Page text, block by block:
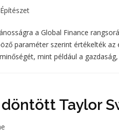
Építészet
a Global Finance
paraméter szerint értékelték
mint például a gazdaság,
Taylor